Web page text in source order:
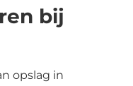
bij
opslag in